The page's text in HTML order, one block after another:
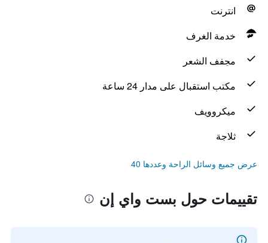
انترنت
خدمة الغرف
مجفف الشعر
مكتب استقبال على مدار 24 ساعة
ميكروويف
ثلاجة
عرض جميع وسائل الراحة وعددها 40
تقييمات حول بست واي إن